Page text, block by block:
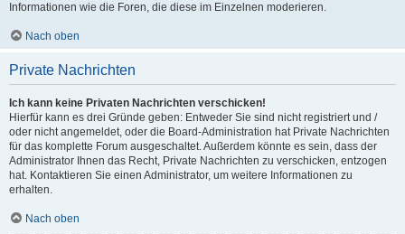
Informationen wie die Foren, die diese im Einzelnen moderieren.
Nach oben
Private Nachrichten
Ich kann keine Privaten Nachrichten verschicken!
Hierfür kann es drei Gründe geben: Entweder Sie sind nicht registriert und /
oder nicht angemeldet, oder die Board-Administration hat Private Nachrichten
für das komplette Forum ausgeschaltet. Außerdem könnte es sein, dass der
Administrator Ihnen das Recht, Private Nachrichten zu verschicken, entzogen
hat. Kontaktieren Sie einen Administrator, um weitere Informationen zu
erhalten.
Nach oben